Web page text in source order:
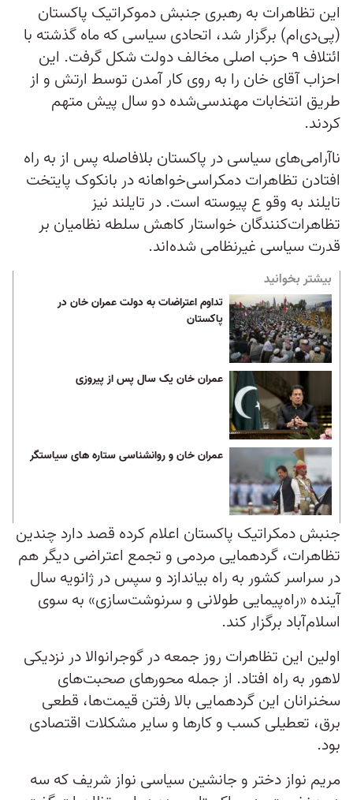
این تظاهرات به رهبری جنبش دموکراتیک پاکستان
(پی‌دی‌ام) برگزار شد، اتحادی سیاسی که ماه گذشته با
ائتلاف ۹ حزب اصلی مخالف دولت شکل گرفت. این
احزاب آقای خان را به روی کار آمدن توسط ارتش و از
طریق انتخابات مهندسی‌شده دو سال پیش متهم
کردند.
ناآرامی‌های سیاسی در پاکستان بلافاصله پس از به راه
افتادن تظاهرات دمکراسی‌خواهانه در بانکوک پایتخت
تایلند به وقو ع پیوسته است. در تایلند نیز
تظاهرات‌کنندگان خواستار کاهش سلطه نظامیان بر
قدرت سیاسی غیرنظامی شده‌اند.
بیشتر بخوانید
تداوم اعتراضات به دولت عمران خان در
پاکستان
عمران خان یک سال پس از پیروزی
عمران خان و روانشناسی ستاره های سیاستگر
جنبش دمکراتیک پاکستان اعلام کرده قصد دارد چندین
تظاهرات، گردهمایی مردمی و تجمع اعتراضی دیگر هم
در سراسر کشور به راه بیاندازد و سپس در ژانویه سال
آینده «راه‌پیمایی طولانی و سرنوشت‌سازی» به سوی
اسلام‌آباد برگزار کند.
اولین این تظاهرات روز جمعه در گوجرانوالا در نزدیکی
لاهور به راه افتاد. از جمله محورهای صحبت‌های
سخنرانان این گردهمایی بالا رفتن قیمت‌ها، قطعی
برق، تعطیلی کسب و کارها و سایر مشکلات اقتصادی
بود.
مریم نواز دختر و جانشین سیاسی نواز شریف که سه